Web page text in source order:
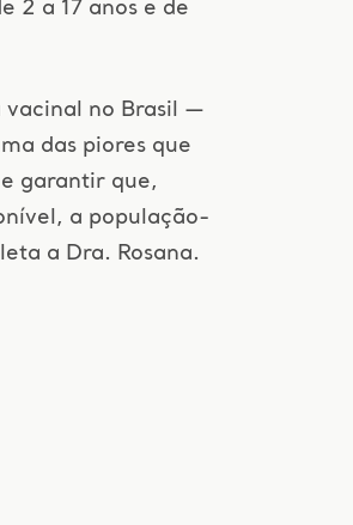
2 a 17 anos e de
no Brasil —
das piores que
garantir que,
a população-
a Dra. Rosana.